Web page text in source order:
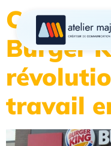
Burger
travail